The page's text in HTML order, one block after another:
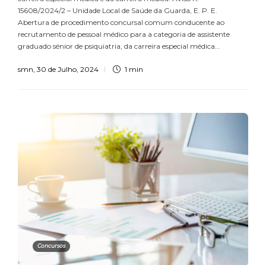
15608/2024/2 – Unidade Local de Saúde da Guarda, E. P. E.
Abertura de procedimento concursal comum conducente ao
recrutamento de pessoal médico para a categoria de assistente
graduado sénior de psiquiatria, da carreira especial médica...
smn 30 de Julho, 2024 1 min
Concursos